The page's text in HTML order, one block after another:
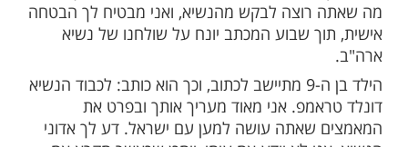
נציגי הארגון הגיעו לבית החולים אל
הילד היהודי הקטן בן ה-9 , ושאלו אותו מה משאלת
להם הילד: אני רוצה לפגוש את נשיא ארה"ב
מאחר והמצב של הילד היה קשה, והוא
להיות מחובר למכשירים בבית החולים, קשה